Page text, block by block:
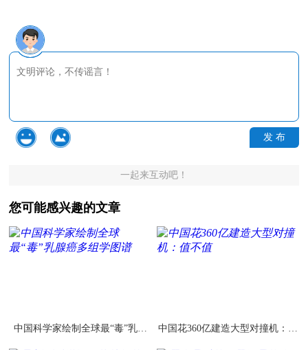
发 布
一起来互动吧！
您可能感兴趣的文章
中国科学家绘制全球最“毒”乳腺
中国花360亿建造大型对撞机：值